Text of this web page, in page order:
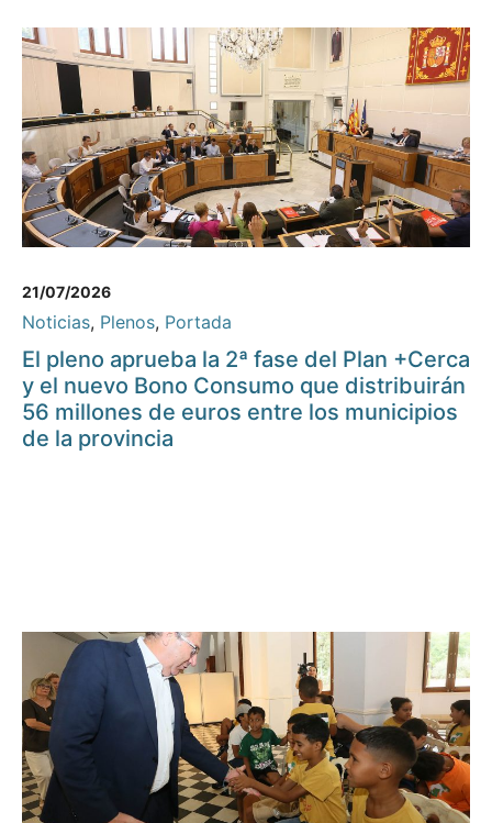
21/07/2026
Noticias, Plenos, Portada
El pleno aprueba la 2ª fase del Plan +Cerca
y el nuevo Bono Consumo que distribuirán
56 millones de euros entre los municipios
de la provincia